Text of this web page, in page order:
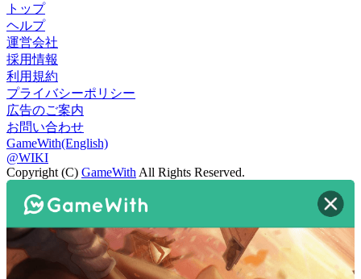
トップ
ヘルプ
運営会社
採用情報
利用規約
プライバシーポリシー
広告のご案内
お問い合わせ
GameWith(English)
@WIKI
Copyright (C) GameWith All Rights Reserved.